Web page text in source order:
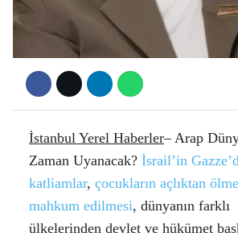
İstanbul Yerel Haberler– Arap
Zaman Uyanacak? İsrail’in
katliamlar, çocukların açlıktan
mahkum edilmesi, dünyanın farklı
ülkelerinden devlet ve hükümet